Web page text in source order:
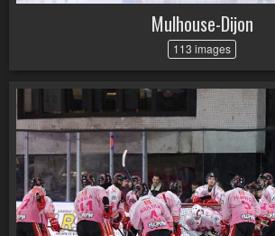
Mulhouse-Dijon
113 images